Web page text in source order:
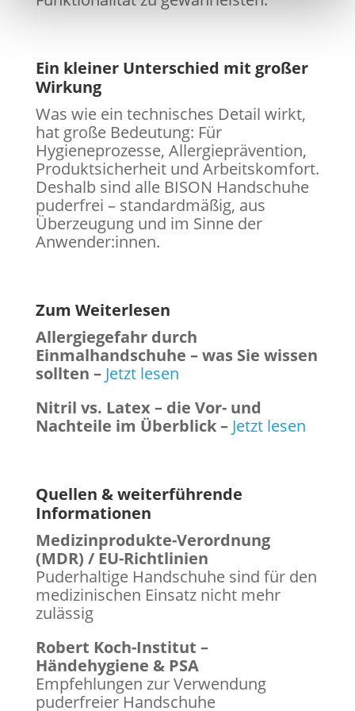
Ein kleiner Unterschied mit großer
Wirkung
Was wie ein technisches Detail wirkt,
hat große Bedeutung: Für
Hygieneprozesse, Allergieprävention,
Produktsicherheit und Arbeitskomfort.
Deshalb sind alle BISON Handschuhe
puderfrei – standardmäßig, aus
Überzeugung und im Sinne der
Anwender:innen.
Zum Weiterlesen
Allergiegefahr durch
Einmalhandschuhe – was Sie wissen
sollten – Jetzt lesen
Nitril vs. Latex – die Vor- und
Nachteile im Überblick– Jetzt lesen
Quellen & weiterführende
Informationen
Medizinprodukte-Verordnung
(MDR) / EU-Richtlinien
Puderhaltige Handschuhe sind für den
medizinischen Einsatz nicht mehr
zulässig
Robert Koch-Institut –
Händehygiene & PSA
Empfehlungen zur Verwendung
puderfreier Handschuhe